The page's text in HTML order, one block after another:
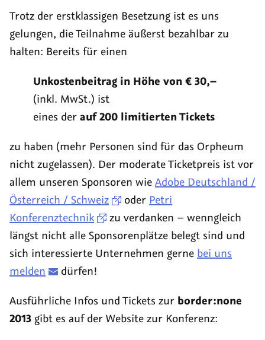
Trotz der erstklassigen Besetzung ist es uns
gelungen, die Teilnahme äußerst bezahlbar zu
halten: Bereits für einen
Unkostenbeitrag in Höhe von € 30,–
(inkl. MwSt.) ist
eines der auf 200 limitierten Tickets
zu haben (mehr Personen sind für das Orpheum
nicht zugelassen). Der moderate Ticketpreis ist vor
allem unseren Sponsoren wie Adobe Deutschland /
Österreich / Schweiz
oder Petri
Konferenztechnik
zu verdanken – wenngleich
längst nicht alle Sponsorenplätze belegt sind und
sich interessierte Unternehmen gerne bei uns
melden
dürfen!
Ausführliche Infos und Tickets zur border:none
2013 gibt es auf der Website zur Konferenz: